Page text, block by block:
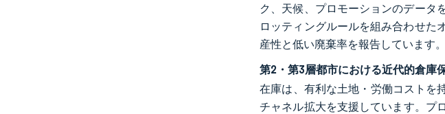
ク、天候、プロモーションのデータ
ロッティングルールを組み合わせた
産性と低い廃棄率を報告しています。
第2・第3層都市における近代的倉庫
在庫は、有利な土地・労働コストを
チャネル拡大を支援しています。プ